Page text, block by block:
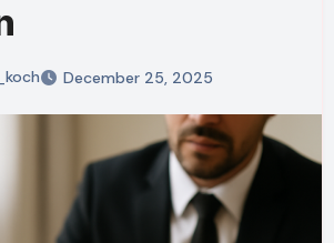
December 25, 2025